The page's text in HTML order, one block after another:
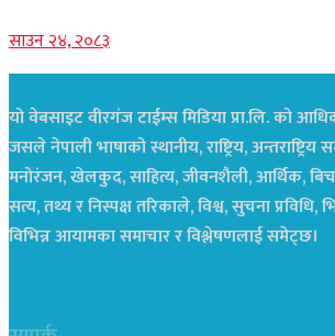
साउन २४, २०८३
यो वेबसाइट वीरगंज टाईम्स मिडिया प्रा.लि. को
जसले नेपाली भाषाको स्थानीय, राष्ट्रिय,
मनोरंजन, खेलकुद, साहित्य, जीवनशैली, आर्थिक,
सत्य, तथ्य र निस्पक्ष तरिकाले, विश्व, सुचना प्रविधि,
विभिन्न आयामका समाचार र विश्लेषणलाई समेट्छ।